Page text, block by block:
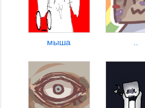
мыша